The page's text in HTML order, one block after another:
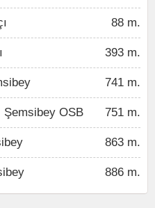
88 m.
393 m.
741 m.
Şemsibey OSB 751 m.
863 m.
886 m.